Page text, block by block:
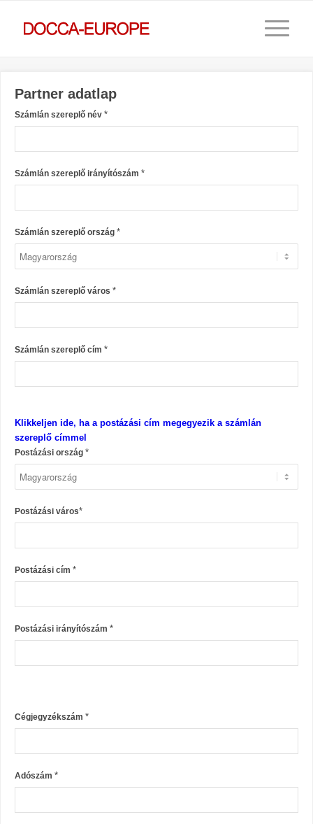
Partner adatlap
Számlán szereplő név *
Számlán szereplő irányítószám *
Számlán szereplő ország *
Számlán szereplő város *
Számlán szereplő cím *
Klikkeljen ide, ha a postázási cím megegyezik a számlán
szereplő címmel
Postázási ország *
Postázási város*
Postázási cím *
Postázási irányítószám *
Cégjegyzékszám *
Adószám *